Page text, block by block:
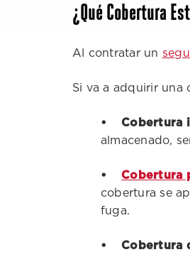
¿Qué Cobertura
Al contratar un
Si va a adquirir una
• Cobertura
almacenado,
•Cobertura
cobertura se
fuga.
• Cobertura